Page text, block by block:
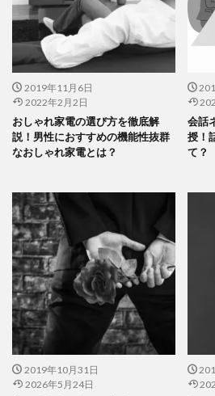
2019年11月6日
2022年2月2日
おしゃれ家電の選び方を徹底解
説！男性におすすめの機能性抜群
なおしゃれ家電とは？
会話
授！
て？
2019年10月31日
2026年5月24日